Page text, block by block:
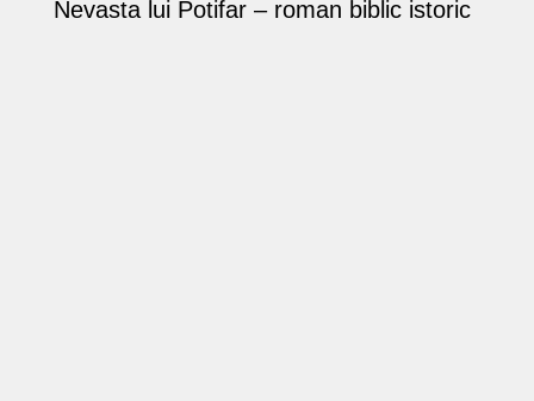
Nevasta lui Potifar – roman biblic istoric